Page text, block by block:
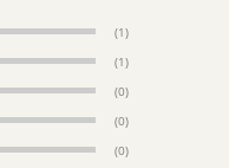
(1)
(1)
(0)
(0)
(0)